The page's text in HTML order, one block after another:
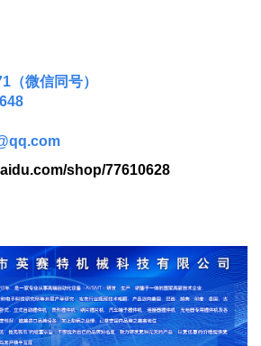
（微信同号）
shop/77610628